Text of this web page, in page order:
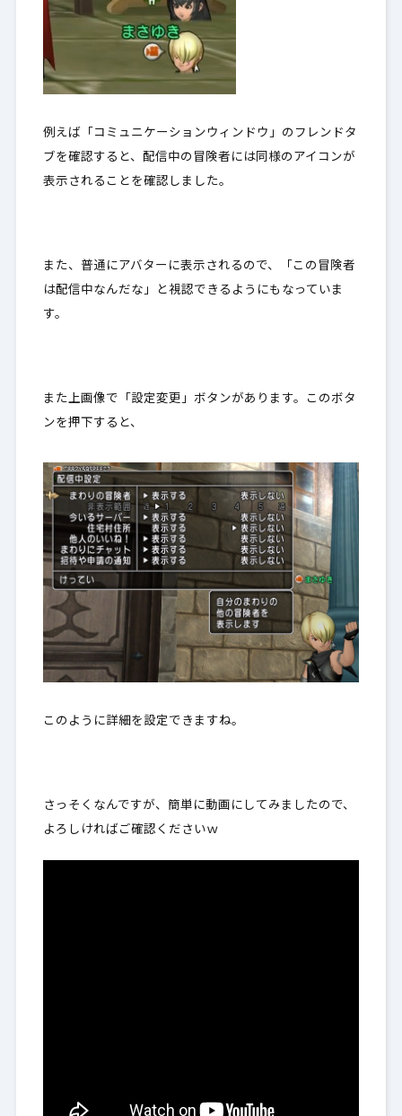
例えば「コミュニケーションウィンドウ」のフレンドタ
ブを確認すると、配信中の冒険者には同様のアイコンが
表示されることを確認しました。
また、普通にアバターに表示されるので、「この冒険者
は配信中なんだな」と視認できるようにもなっていま
す。
また上画像で「設定変更」ボタンがあります。このボタ
ンを押下すると、
このように詳細を設定できますね。
さっそくなんですが、簡単に動画にしてみましたので、
よろしければご確認くださいｗ